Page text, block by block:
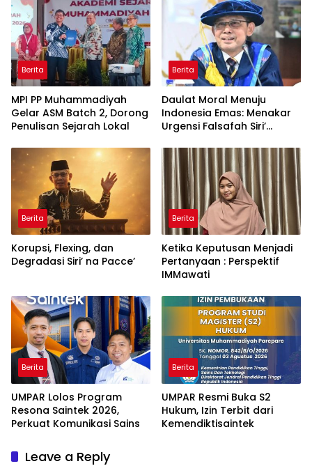
Berita
MPI PP Muhammadiyah
Gelar ASM Batch 2, Dorong
Penulisan Sejarah Lokal
Berita
Daulat Moral Menuju
Indonesia Emas: Menakar
Urgensi Falsafah Siri’
Ancaman Kleptokrasi
Berita
Korupsi, Flexing, dan
Degradasi Siri’ na Pacce’
Berita
Ketika Keputusan Menjadi
Pertanyaan : Perspektif
IMMawati
Berita
UMPAR Lolos Program
Resona Saintek 2026,
Perkuat Komunikasi Sains
Berita
UMPAR Resmi Buka S2
Hukum, Izin Terbit dari
Kemendiktisaintek
Leave a Reply